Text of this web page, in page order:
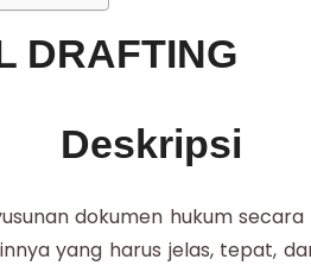
DRAFTING
Deskripsi
dokumen hukum
yang harus jelas, tepat,